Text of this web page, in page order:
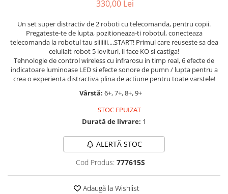
LEGO Creator Expert
LEGO Architecture
LEGO Ideas
LEGO Speed Champions
330,00 Lei
Un set super distractiv de 2 roboti cu telecomanda, pentru copii.
Pregateste-te de lupta, pozitioneaza-ti robotul, conecteaza
telecomanda la robotul tau siiiiiii....START! Primul care reuseste sa dea
celuilalt robot 5 lovituri, il face KO si castiga!
Tehnologie de control wireless cu infrarosu in timp real, 6 efecte de
indicatoare luminoase LED si efecte sonore de pumn / lupta pentru a
crea o experienta distractiva plina de actiune pentru toate varstele!
Vârstă: 6+, 7+, 8+, 9+
STOC EPUIZAT
Durată de livrare: 1
ALERTĂ STOC
Cod Produs: 777615S
Adaugă la Wishlist